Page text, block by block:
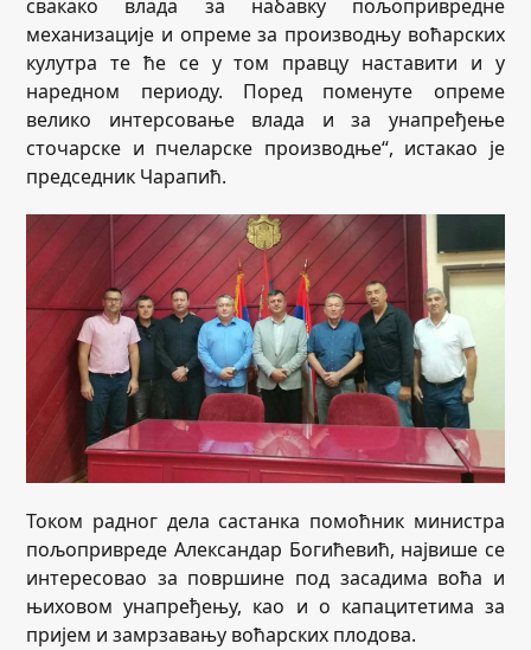
свакако влада за набавку пољопривредне
механизације и опреме за производњу воћарских
кулутра те ће се у том правцу наставити и у
наредном периоду. Поред поменуте опреме
велико интерсовање влада и за унапређење
сточарске и пчеларске производње“, истакао је
председник Чарапић.
Током радног дела састанка помоћник министра
пољопривреде Александар Богићевић, највише се
интересовао за површине под засадима воћа и
њиховом унапређењу, као и о капацитетима за
пријем и замрзавању воћарских плодова.